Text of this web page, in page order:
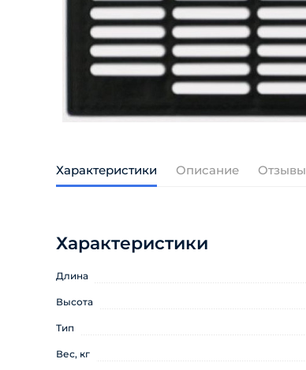
Характеристики Описание Отзывы
Характеристики
Длина
Высота
Тип
Вес, кг